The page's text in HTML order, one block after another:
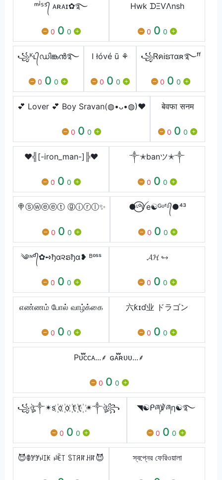
ᵐꜞᔆᔆ᭄ ᴀʀᴀɪ✿࿐
0 0 0
Hwk ᗪΞѴΛnsh
0 0 0
꧁ᴷʟ᭄ഡിങ്കൻ࿐
0 0 0
I łóvé ū ⚘
0 0 0
꧁ᏒคᎥຮᴛαʀ࿐ᶠᶠ
0 0 0
💕 Lover 💕 Boy Sravan(◍•ᴗ•◍)❤
0 0 0
बेवफा सनम
0 0 0
♥╣[-iron_man-]╠♥
0 0 0
༒✭banツ✭༒
0 0 0
🍭ⓢⓦⓔⓔⓣ ⓖⓘⓡⓛ✨
0 0 0
●⃝ᶫᵒꪜe☯ᴳᶹʳᶹ᭄●⁴³
0 0 0
༄ᶦᶰᵈ᭄✿➺ђα૨ຣђα❥ ᴮᵒˢˢ
0 0 0
𝓐𝓗 ↬
0 0 0
எண்ணம் போல் வாழ்க்கை
0 0 0
六ƙɪɗ业 ドラゴン
0 0 0
Pᴜ֟፝ᴄᴄᴀ...⸙ ɢᴀ֟፝ʀᴜᴜ...⸙
0 0 0
꧁ঔৣ༒✴s ꙰c ꙰o ꙰t ꙰t ꙰ ✴༒ঔৣ꧂
0 0 0
◥☯ᑭཞ℣ཞη☯࿐
0 0 0
😈ꂦꎇꎇꈤꀤꀘ ꈤꍟ꓄ ꌗ꓄ꋪꍏꃅꍏ😈 স্বপ্নের ফেরিওয়ালা